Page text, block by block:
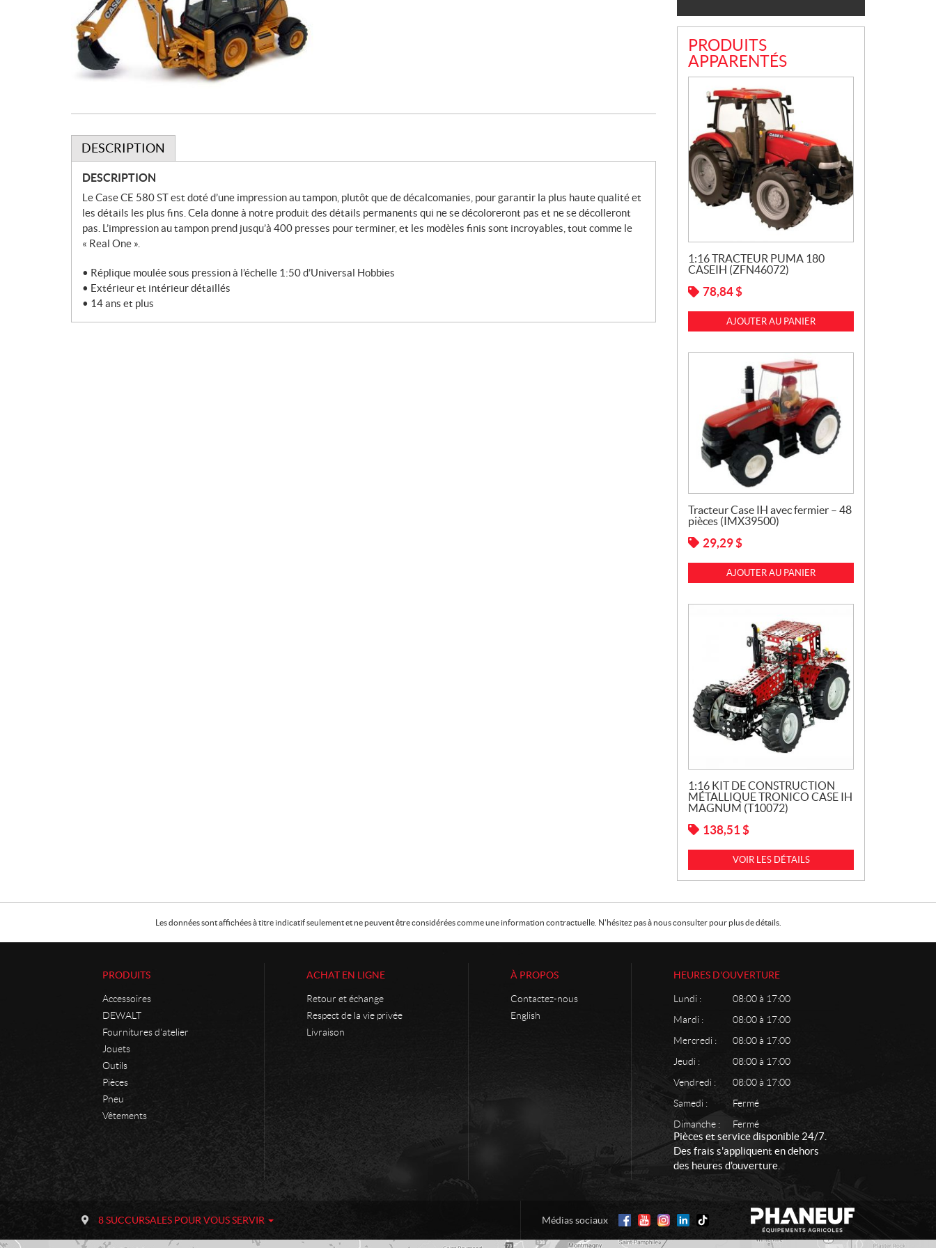
DESCRIPTION
DESCRIPTION
Le Case CE 580 ST est doté d’une impression au tampon, plutôt que de décalcomanies, pour garantir la plus haute qualité et
les détails les plus fins. Cela donne à notre produit des détails permanents qui ne se décoloreront pas et ne se décolleront
pas. L’impression au tampon prend jusqu’à 400 presses pour terminer, et les modèles finis sont incroyables, tout comme le
« Real One ».
• Réplique moulée sous pression à l’échelle 1:50 d’Universal Hobbies
• Extérieur et intérieur détaillés
• 14 ans et plus
PRODUITS
APPARENTÉS
1:16 TRACTEUR PUMA 180
CASEIH (ZFN46072)
78,84$
AJOUTER AU PANIER
Tracteur Case IH avec fermier – 48
pièces (IMX39500)
29,29 $
AJOUTER AU PANIER
1:16 KIT DE CONSTRUCTION
MÉTALLIQUE TRONICO CASE IH
MAGNUM (T10072)
138,51 $
VOIR LES DÉTAILS
Les données sont affichées à titre indicatif seulement et ne peuvent être considérées comme une information contractuelle. N'hésitez pas à nous consulter pour plus de détails.
PRODUITS
Accessoires
DEWALT
Fournitures d'atelier
Jouets
Outils
Pièces
Pneu
Vêtements
ACHAT EN LIGNE
Retour et échange
Respect de la vie privée
Livraison
À PROPOS
Contactez-nous
English
HEURES D'OUVERTURE
Lundi :
08:00 à 17:00
Mardi :
08:00 à 17:00
Mercredi :
08:00 à 17:00
Jeudi :
08:00 à 17:00
Vendredi :
08:00 à 17:00
Samedi :
Fermé
Dimanche :
Fermé
Pièces et service disponible 24/7.
Des frais s'appliquent en dehors
des heures d'ouverture.
n
a
8 SUCCURSALES POUR VOUS SERVIR Médias sociaux